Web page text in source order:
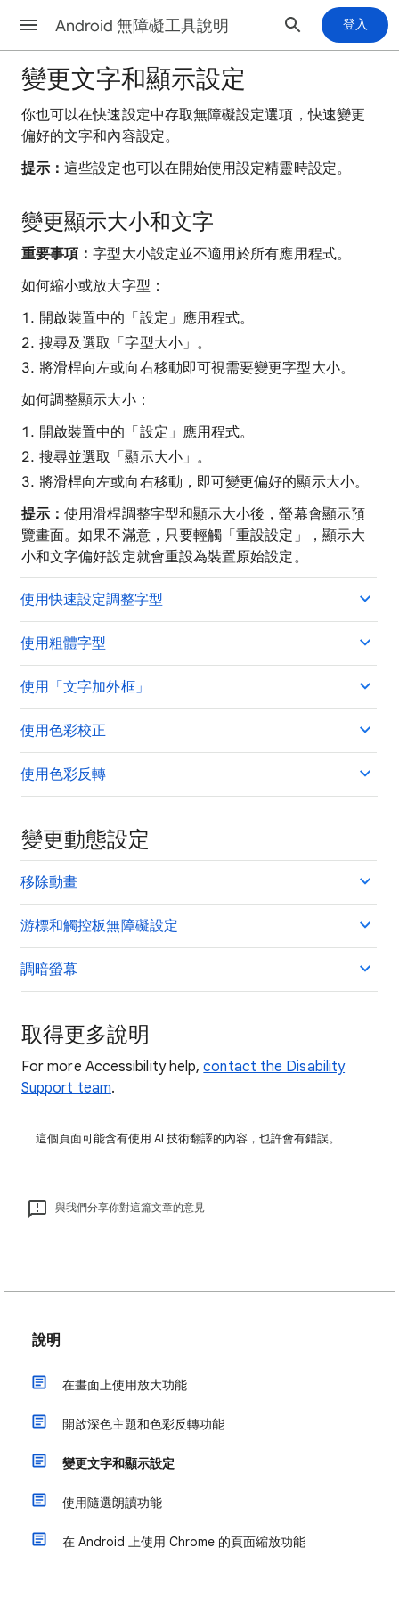
Android 無障礙工具說明 登入
變更文字和顯示設定
你也可以在快速設定中存取無障礙設定選項，快速變更
偏好的文字和內容設定。
提示：這些設定也可以在開始使用設定精靈時設定。
變更顯示大小和文字
重要事項：字型大小設定並不適用於所有應用程式。
如何縮小或放大字型：
開啟裝置中的「設定」應用程式。
搜尋及選取「字型大小」 。
將滑桿向左或向右移動即可視需要變更字型大小。
如何調整顯示大小：
開啟裝置中的「設定」應用程式。
搜尋並選取「顯示大小」 。
將滑桿向左或向右移動，即可變更偏好的顯示大小。
提示：使用滑桿調整字型和顯示大小後，螢幕會顯示預
覽畫面。如果不滿意，只要輕觸「重設設定」
，顯示大
小和文字偏好設定就會重設為裝置原始設定。
使用快速設定調整字型
使用粗體字型
使用「文字加外框」
使用色彩校正
使用色彩反轉
變更動態設定
移除動畫
游標和觸控板無障礙設定
調暗螢幕
取得更多說明
For more Accessibility help,contact the Disability
Support team.
這個頁面可能含有使用 AI 技術翻譯的內容，也許會有錯誤。
與我們分享你對這篇文章的意見
說明
在畫面上使用放大功能
開啟深色主題和色彩反轉功能
變更文字和顯示設定
使用隨選朗讀功能
在 Android 上使用 Chrome 的頁面縮放功能